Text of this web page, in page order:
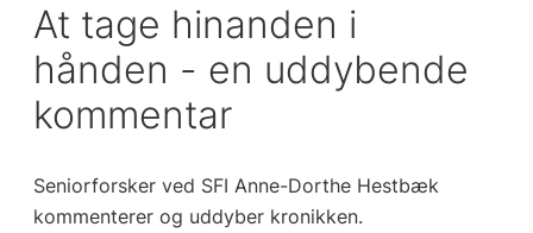
At tage hinanden i
hånden - en uddybende
kommentar
Seniorforsker ved SFI Anne-Dorthe Hestbæk
kommenterer og uddyber kronikken.